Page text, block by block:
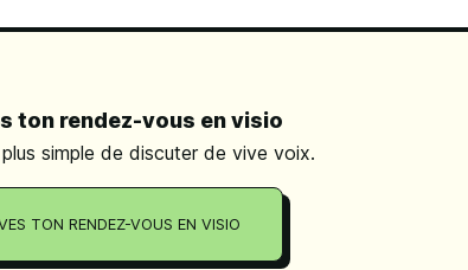
ton rendez-vous en visio
simple de discuter de vive voix.
TON RENDEZ-VOUS EN VISIO